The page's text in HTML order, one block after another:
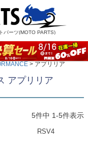
パーツ(MOTO PARTS)
アプリリア
アプリリア
5件中 1-5件表示
RSV4